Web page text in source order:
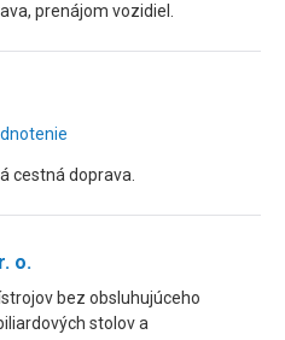
prenájom vozidiel.
cestná doprava.
o.
bez obsluhujúceho
stolov a